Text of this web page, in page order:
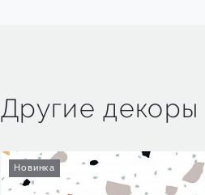
Другие декоры
Новинка